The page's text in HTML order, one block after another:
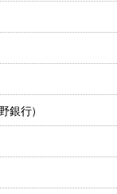
銀行）